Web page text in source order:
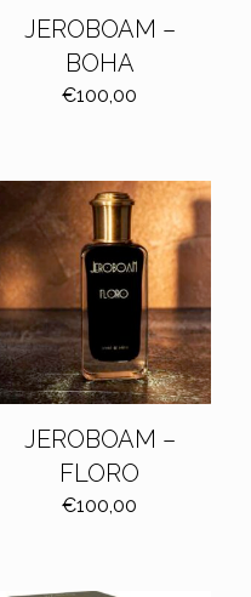
JEROBOAM –
BOHA
€100,00
JEROBOAM –
FLORO
€100,00